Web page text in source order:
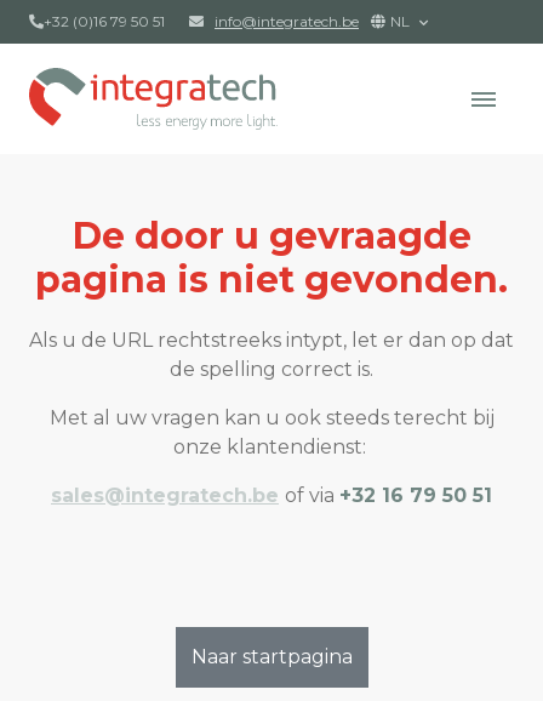
+32 (0)16 79 50 51 info@integratech.be NL
De door u gevraagde
pagina is niet gevonden.
Als u de URL rechtstreeks intypt, let er dan op dat
de spelling correct is.
Met al uw vragen kan u ook steeds terecht bij
onze klantendienst:
sales@integratech.be of via +32 16 79 50 51
Naar startpagina